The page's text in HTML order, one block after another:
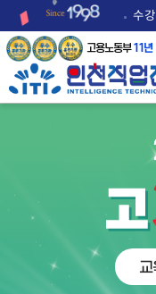
수
고용노동부 11년
교
고
교육비
전액무료
챗
스마트